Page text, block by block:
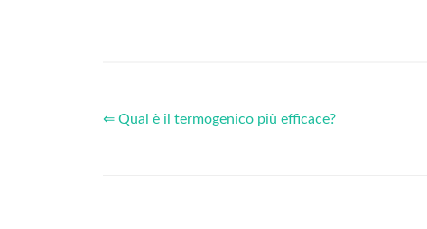
⇐ Qual è il termogenico più efficace?